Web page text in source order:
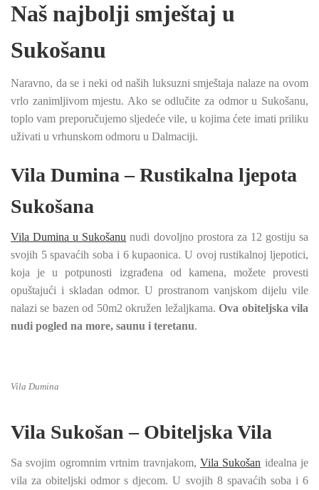
Naš najbolji smještaj u
Sukošanu
Naravno, da se i neki od naših luksuzni smještaja nalaze na ovom
vrlo zanimljivom mjestu. Ako se odlučite za odmor u Sukošanu,
toplo vam preporučujemo sljedeće vile, u kojima ćete imati priliku
uživati u vrhunskom odmoru u Dalmaciji.
Vila Dumina – Rustikalna ljepota
Sukošana
Vila Dumina u Sukošanu nudi dovoljno prostora za 12 gostiju sa
svojih 5 spavaćih soba i 6 kupaonica. U ovoj rustikalnoj ljepotici,
koja je u potpunosti izgrađena od kamena, možete provesti
opuštajući i skladan odmor. U prostranom vanjskom dijelu vile
nalazi se bazen od 50m2 okružen ležaljkama.Ova obiteljska vila
nudi pogled na more, saunu i teretanu.
Vila Dumina
Vila Sukošan – Obiteljska Vila
Sa svojim ogromnim vrtnim travnjakom, Vila Sukošan idealna je
vila za obiteljski odmor s djecom. U svojih 8 spavaćih soba i 6